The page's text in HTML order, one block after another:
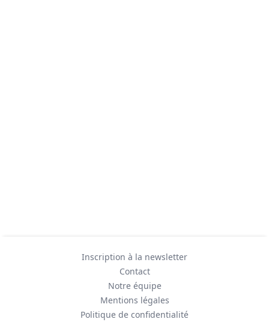
Inscription à la newsletter
Contact
Notre équipe
Mentions légales
Politique de confidentialité